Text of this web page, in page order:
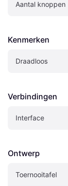
Aantal knoppen
Kenmerken
Draadloos
Verbindingen
Interface
Ontwerp
Toernooitafel